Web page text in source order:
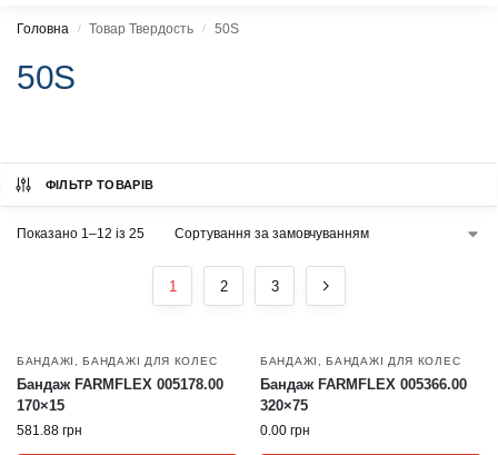
Головна / Товар Твердость / 50S
50S
ФІЛЬТР ТОВАРІВ
Показано 1–12 із 25
1 2 3
БАНДАЖІ ,БАНДАЖІ ДЛЯ КОЛЕС
Бандаж FARMFLEX 005178.00
170×15
581.88 грн
БАНДАЖІ ,БАНДАЖІ ДЛЯ КОЛЕС
Бандаж FARMFLEX 005366.00
320×75
0.00 грн